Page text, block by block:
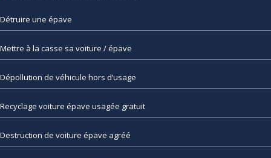
Détruire une épave
Mettre à la casse sa voiture / épave
Dépollution de véhicule hors d’usage
Recyclage voiture épave usagée gratuit
Destruction de voiture épave agréé